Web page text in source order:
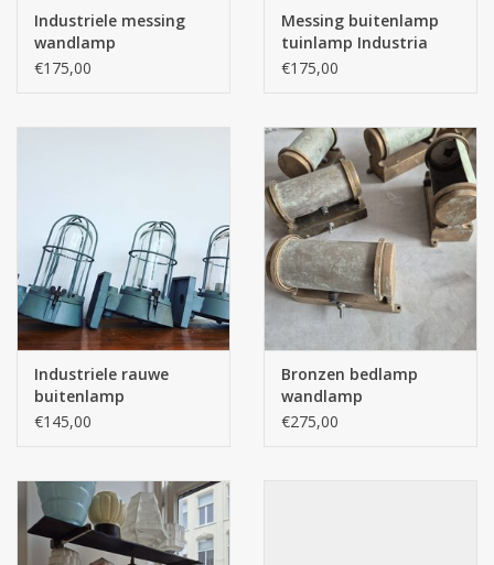
Industriele messing
wandlamp
scheepslamp
€175,00
Messing buitenlamp
tuinlamp Industria
Rotterdam
€175,00
Industriele rauwe
buitenlamp
€145,00
Bronzen bedlamp
wandlamp
€275,00